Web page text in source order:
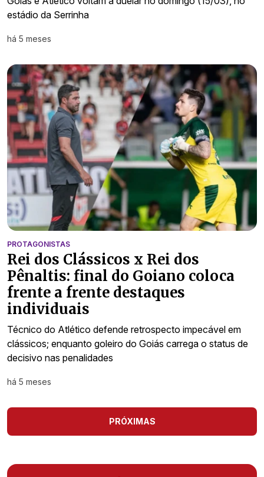
estádio da Serrinha
há 5 meses
PROTAGONISTAS
Rei dos Clássicos x Rei dos
Pênaltis: final do Goiano coloca
frente a frente destaques
individuais
Técnico do Atlético defende retrospecto impecável em
clássicos; enquanto goleiro do Goiás carrega o status de
decisivo nas penalidades
há 5 meses
PRÓXIMAS